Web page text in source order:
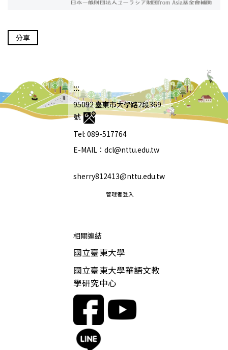
分享
:::
95092 臺東市大學路2段369
號
Tel: 089-517764
E-MAIL：dcl@nttu.edu.tw
sherry812413@nttu.edu.tw
管理者登入
相關連結
國立臺東大學
國立臺東大學華語文教
學研究中心